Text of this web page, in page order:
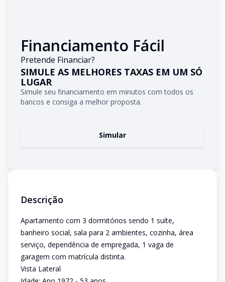
Financiamento Fácil
Pretende Financiar?
SIMULE AS MELHORES TAXAS EM UM SÓ
LUGAR
Simule seu financiamento em minutos com todos os
bancos e consiga a melhor proposta.
Simular
Descrição
Apartamento com 3 dormitórios sendo 1 suíte,
banheiro social, sala para 2 ambientes, cozinha, área
serviço, dependência de empregada, 1 vaga de
garagem com matrícula distinta.
Vista Lateral